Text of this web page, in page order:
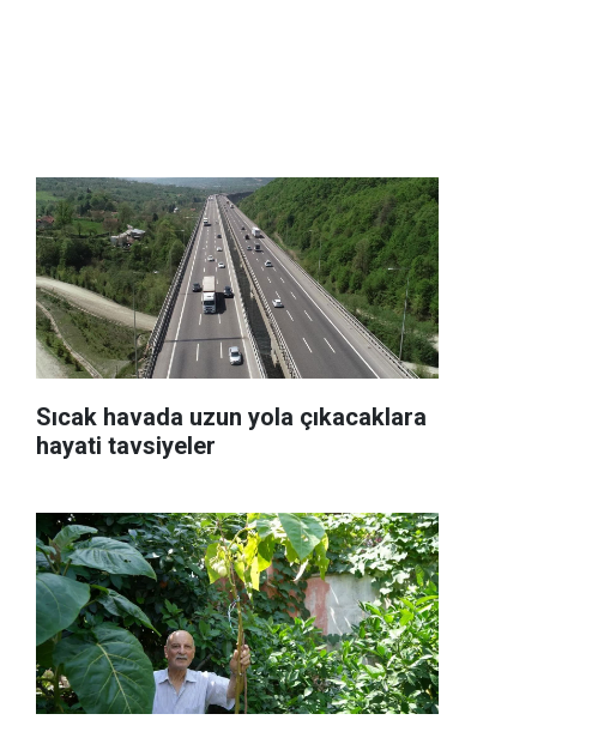
Sıcak havada uzun yola çıkacaklara
hayati tavsiyeler